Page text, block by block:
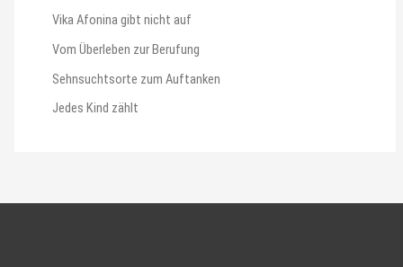
Vika Afonina gibt nicht auf
Vom Überleben zur Berufung
Sehnsuchtsorte zum Auftanken
Jedes Kind zählt